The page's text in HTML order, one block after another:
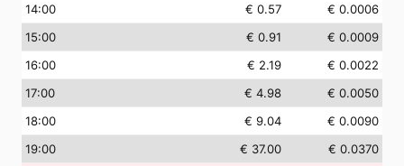
14:00 € 0.57
€ 0.0006
15:00 € 0.91
€ 0.0009
16:00 € 2.19
€ 0.0022
17:00 € 4.98
€ 0.0050
18:00 € 9.04
€ 0.0090
19:00 € 37.00
€ 0.0370